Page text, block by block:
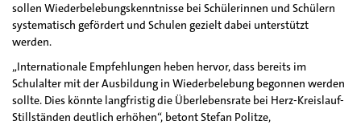
sollen Wiederbelebungskenntnisse bei Schülerinnen und Schülern
systematisch gefördert und Schulen gezielt dabei unterstützt
werden.
„Internationale Empfehlungen heben hervor, dass bereits im
Schulalter mit der Ausbildung in Wiederbelebung begonnen werden
sollte. Dies könnte langfristig die Überlebensrate bei Herz-Kreislauf-
Stillständen deutlich erhöhen“, betont Stefan Politze,